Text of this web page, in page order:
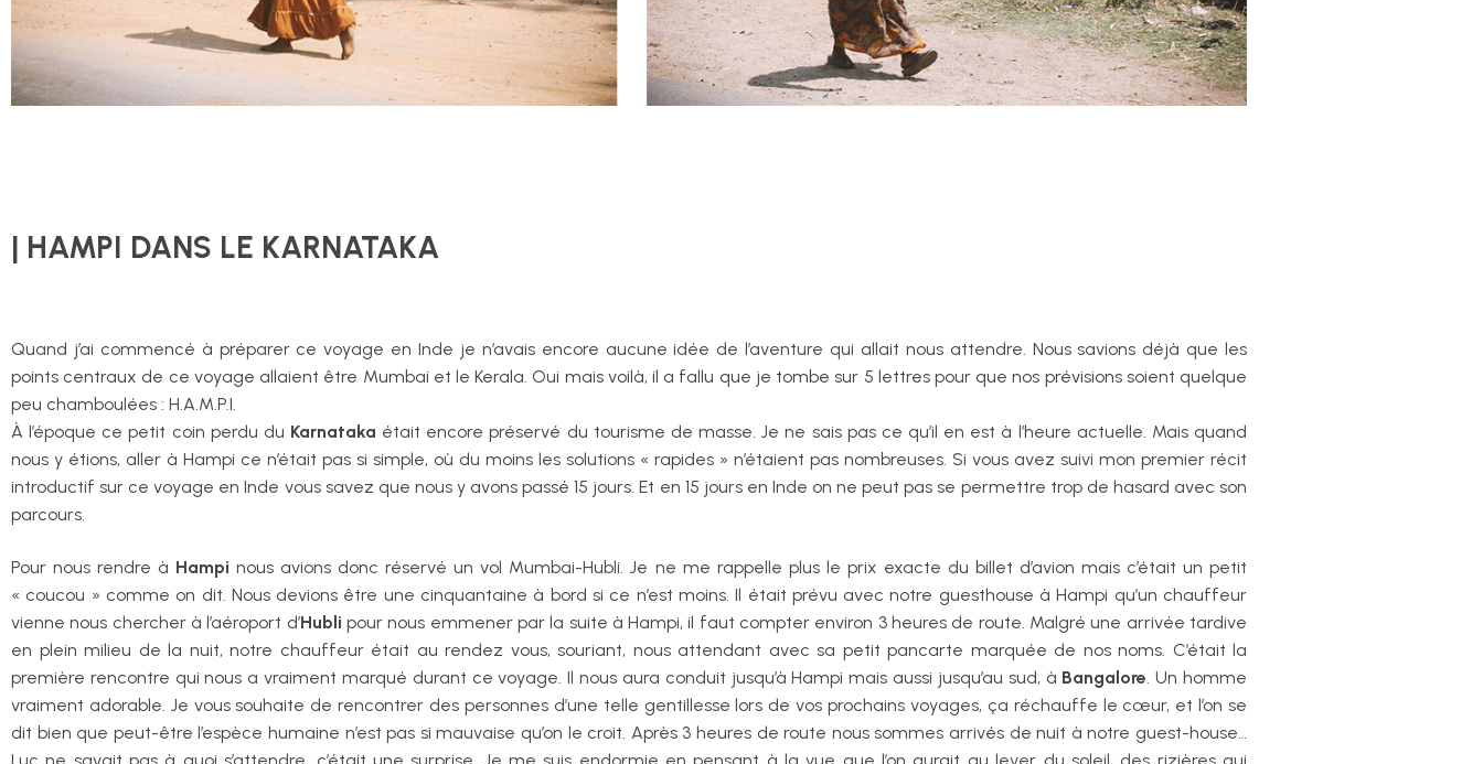
| HAMPI DANS LE KARNATAKA
Quand j’ai commencé à préparer ce voyage en Inde je n’avais encore aucune idée de l’aventure qui allait nous attendre. Nous savions déjà que les
points centraux de ce voyage allaient être Mumbai et le Kerala. Oui mais voilà, il a fallu que je tombe sur 5 lettres pour que nos prévisions soient quelque
peu chamboulées : H.A.M.P.I.
À l’époque ce petit coin perdu du Karnataka était encore préservé du tourisme de masse. Je ne sais pas ce qu’il en est à l’heure actuelle. Mais quand
nous y étions, aller à Hampi ce n’était pas si simple, où du moins les solutions « rapides » n’étaient pas nombreuses. Si vous avez suivi mon premier récit
introductif sur ce voyage en Inde vous savez que nous y avons passé 15 jours. Et en 15 jours en Inde on ne peut pas se permettre trop de hasard avec son
parcours.
Pour nous rendre à Hampi nous avions donc réservé un vol Mumbai-Hubli. Je ne me rappelle plus le prix exacte du billet d’avion mais c’était un petit
« coucou » comme on dit. Nous devions être une cinquantaine à bord si ce n’est moins. Il était prévu avec notre guesthouse à Hampi qu’un chauffeur
vienne nous chercher à l’aéroport d’Hubli pour nous emmener par la suite à Hampi, il faut compter environ 3 heures de route. Malgré une arrivée tardive
en plein milieu de la nuit, notre chauffeur était au rendez vous, souriant, nous attendant avec sa petit pancarte marquée de nos noms. C’était la
première rencontre qui nous a vraiment marqué durant ce voyage. Il nous aura conduit jusqu’à Hampi mais aussi jusqu’au sud, à Bangalore . Un homme
vraiment adorable. Je vous souhaite de rencontrer des personnes d’une telle gentillesse lors de vos prochains voyages, ça réchauffe le cœur, et l’on se
dit bien que peut-être l’espèce humaine n’est pas si mauvaise qu’on le croit. Après 3 heures de route nous sommes arrivés de nuit à notre guest-house…
Luc ne savait pas à quoi s’attendre, c’était une surprise. Je me suis endormie en pensant à la vue que l’on aurait au lever du soleil, des rizières qui